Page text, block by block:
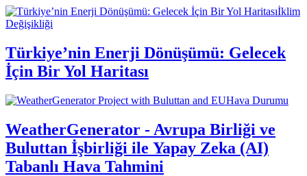
İklim
Değişikliği
Türkiye’nin Enerji Dönüşümü: Gelecek
İçin Bir Yol Haritası
Hava Durumu
WeatherGenerator - Avrupa Birliği ve
Buluttan İşbirliği ile Yapay Zeka (AI)
Tabanlı Hava Tahmini